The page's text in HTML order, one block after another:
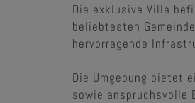
Die exklusive Villa
beliebtesten
hervorragende
Die Umgebung bietet
sowie anspruchsvolle